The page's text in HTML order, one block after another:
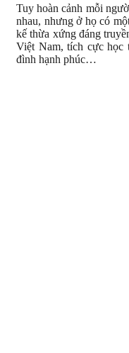
Tuy hoàn cảnh mỗi
nhau, nhưng ở họ có
kế thừa xứng đáng
Việt Nam, tích cực học
đình hạnh phúc…